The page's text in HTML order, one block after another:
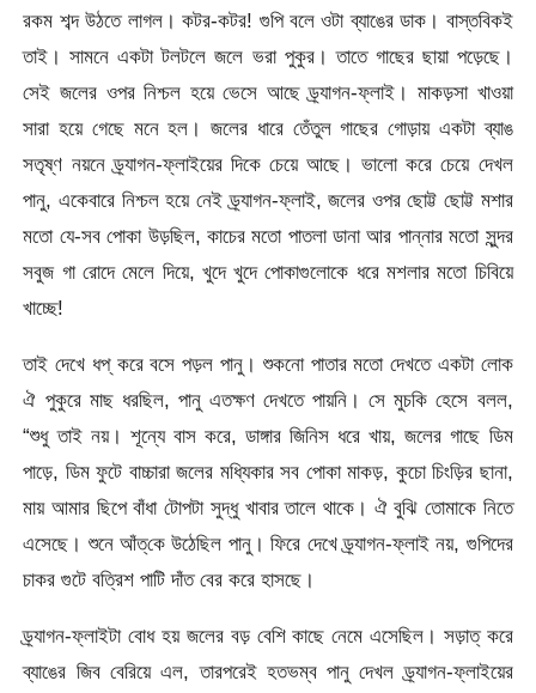
রকম শব্দ উঠতে লাগল। কটর-কটর! গুপি বলে ওটা ব্যাঙের ডাক। বাস্তবিকই
তাই। সামনে একটা টলটলে জলে ভরা পুকুর। তাতে গাছের ছায়া পড়েছে।
সেই জলের ওপর নিশ্চল হয়ে ভেসে আছে ড্র্যাগন-ফ্লাই। মাকড়সা খাওয়া
সারা হয়ে গেছে মনে হল। জলের ধারে তেঁতুল গাছের গোড়ায় একটা ব্যাঙ
সতৃষ্ণ নয়নে ড্র্যাগন-ফ্লাইয়ের দিকে চেয়ে আছে। ভালো করে চেয়ে দেখল
পানু, একেবারে নিশ্চল হয়ে নেই ড্র্যাগন-ফ্লাই, জলের ওপর ছোট্ট ছোট্ট মশার
মতো যে-সব পোকা উড়ছিল, কাচের মতো পাতলা ডানা আর পান্নার মতো সুন্দর
সবুজ গা রোদে মেলে দিয়ে, খুদে খুদে পোকাগুলোকে ধরে মশলার মতো চিবিয়ে
খাচ্ছে!
তাই দেখে ধপ্ করে বসে পড়ল পানু। শুকনো পাতার মতো দেখতে একটা লোক
ঐ পুকুরে মাছ ধরছিল, পানু এতক্ষণ দেখতে পায়নি। সে মুচকি হেসে বলল,
“শুধু তাই নয়। শূন্যে বাস করে, ডাঙ্গার জিনিস ধরে খায়, জলের গাছে ডিম
পাড়ে, ডিম ফুটে বাচ্চারা জলের মধ্যিকার সব পোকা মাকড়, কুচো চিংড়ির ছানা,
মায় আমার ছিপে বাঁধা টোপটা সুদ্ধু খাবার তালে থাকে। ঐ বুঝি তোমাকে নিতে
এসেছে। শুনে আঁত্‌কে উঠেছিল পানু। ফিরে দেখে ড্র্যাগন-ফ্লাই নয়, গুপিদের
চাকর গুটে বত্রিশ পাটি দাঁত বের করে হাসছে।
ড্র্যাগন-ফ্লাইটা বোধ হয় জলের বড় বেশি কাছে নেমে এসেছিল। সড়াত্ করে
ব্যাঙের জিব বেরিয়ে এল, তারপরেই হতভম্ব পানু দেখল ড্র্যাগন-ফ্লাইয়ের